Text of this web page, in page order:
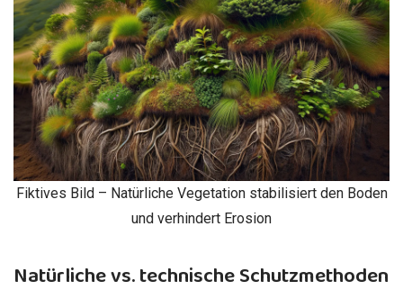
Fiktives Bild – Natürliche Vegetation stabilisiert den Boden
und verhindert Erosion
Natürliche vs. technische Schutzmethoden